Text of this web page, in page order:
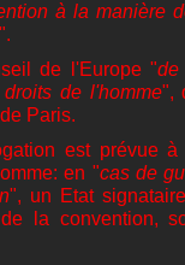
à la manière
".
de l'Europe "de
de l'homme",
Paris.
est prévue
en "cas de
", un Etat
la convention,